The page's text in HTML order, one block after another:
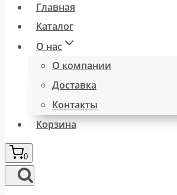
Главная
Каталог
О нас
О компании
Доставка
Контакты
Корзина
0